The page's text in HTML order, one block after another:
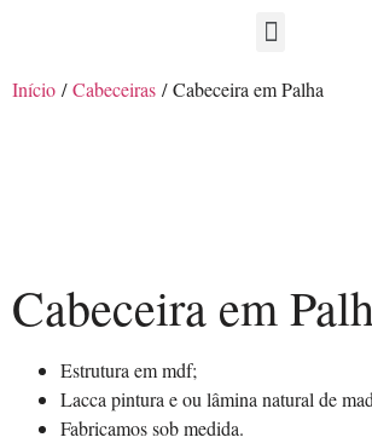
Início /Cabeceiras / Cabeceira em Palha
Cabeceira em
Estrutura em mdf;
Lacca pintura e ou lâmina natural de
Fabricamos sob medida.